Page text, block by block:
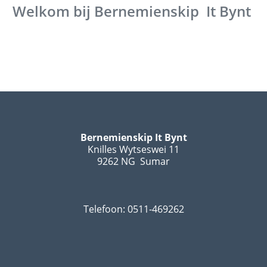
Welkom bij Bernemienskip It Bynt
Bernemienskip It Bynt
Knilles Wytseswei 11
9262 NG Sumar
Telefoon: 0511-469262